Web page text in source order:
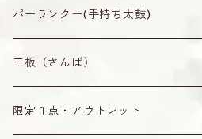
水牛角製（黒）
オランダ牛角製（茶・赤牛）
ティーガ
ティーガ
ティーガ用紐
ティーガ留め
水牛角製
ウマ
無地
なんじぃ
パーランクー(手持ち太鼓)
無地
なんじぃ
三板（さんば）
無地
限定１点・アウトレット